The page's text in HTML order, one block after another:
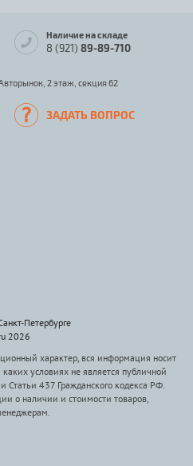
Наличие на складе
8 (921) 89-89-710
2 этаж, секция 62
ЗАДАТЬ ВОПРОС
Петербурге
2026
характер, вся информация носит
условиях не является публичной
437 Гражданского кодекса РФ.
о наличии и стоимости товаров,